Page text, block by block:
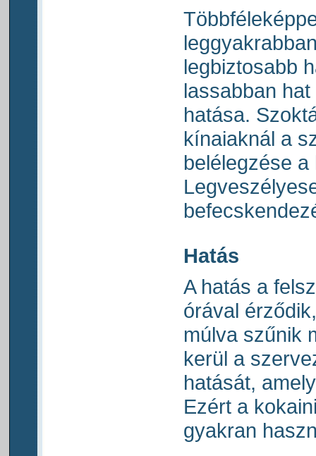
legbiztosabb
lassabban
hatása.
kínaiaknál a
belélegzése
Hatás
A hatás a
órával
múlva szűnik
kerül a
hatását,
Ezért a
gyakran